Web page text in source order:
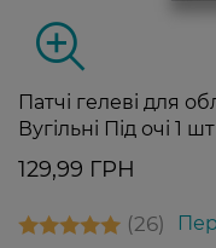
Патчі гелеві для
Вугільні Під очі 1 шт
129,99 ГРН
26